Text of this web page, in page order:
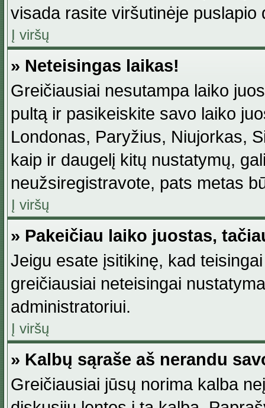
visada rasite viršutinėje
Į viršų
» Neteisingas laikas!
Greičiausiai nesutampa laiko
pultą ir pasikeiskite savo laiko
Londonas, Paryžius, Niujorkas,
kaip ir daugelį kitų nustatymų,
neužsiregistravote, pats metas
Į viršų
» Pakeičiau laiko juostas,
Jeigu esate įsitikinę, kad
greičiausiai neteisingai
administratoriui.
Į viršų
» Kalbų sąraše aš nerandu
Greičiausiai jūsų norima kalba